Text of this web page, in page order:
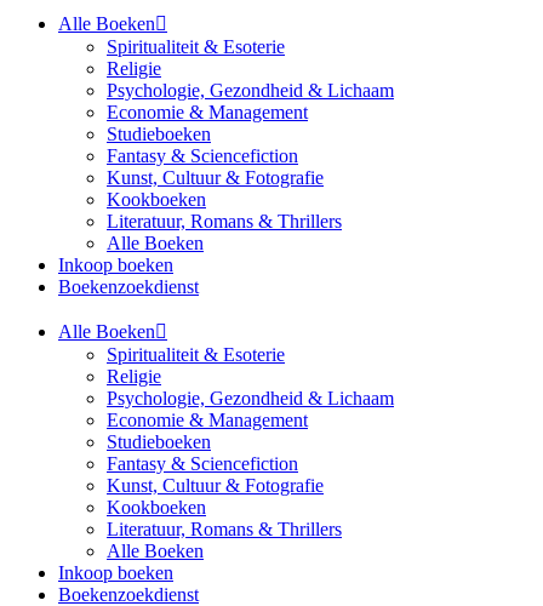
Alle Boeken
Spiritualiteit & Esoterie
Religie
Psychologie, Gezondheid & Lichaam
Economie & Management
Studieboeken
Fantasy & Sciencefiction
Kunst, Cultuur & Fotografie
Kookboeken
Literatuur, Romans & Thrillers
Alle Boeken
Inkoop boeken
Boekenzoekdienst
Alle Boeken
Spiritualiteit & Esoterie
Religie
Psychologie, Gezondheid & Lichaam
Economie & Management
Studieboeken
Fantasy & Sciencefiction
Kunst, Cultuur & Fotografie
Kookboeken
Literatuur, Romans & Thrillers
Alle Boeken
Inkoop boeken
Boekenzoekdienst